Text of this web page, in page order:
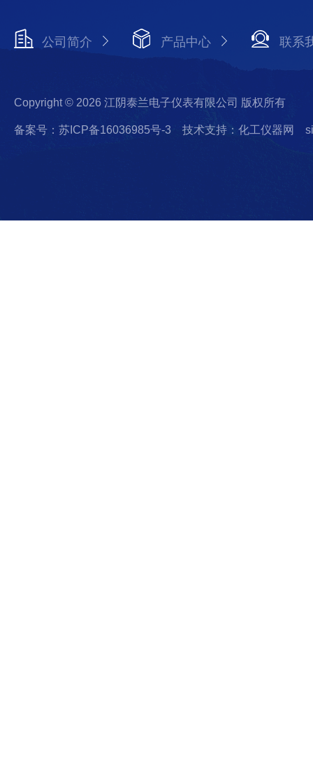
公司简介 产品中心 联系
Copyright © 2026 江阴泰兰电子仪表有限公司 版权所有
备案号：苏ICP备16036985号-3 技术支持：化工仪器网